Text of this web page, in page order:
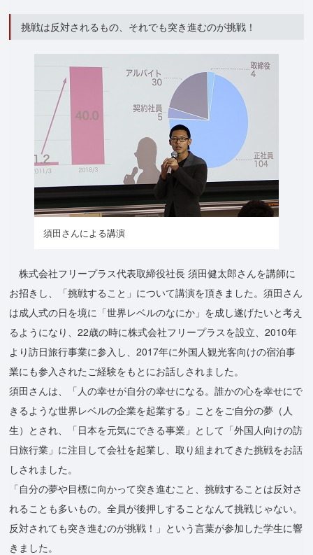
挑戦は反対されるもの、それでも突き進むのが挑戦！
須田さんによる講演
株式会社フリープラス代表取締役社長 須田健太郎さんを講師に
お招きし、「挑戦すること」について講演を頂きました。須田さん
は成人式の日を境に「世界レベルのなにか」を成し遂げたいと考え
るようになり、22歳の時に株式会社フリープラスを設立、2010年
より訪日旅行事業に参入し、2017年に外国人観光客向けの宿泊事
業にも参入されたご経験をもとにお話しされました。
須田さんは、「人の幸せが自分の幸せになる。誰かの心を幸せにで
きるような世界レベルの企業を起業する」ことをご自分の夢（人
生）とされ、「日本を元気にできる事業」として「外国人向けの訪
日旅行業」に注目して会社を起業し、取り組まれてきた挑戦をお話
しされました。
「自分の夢や目標に向かって突き進むこと、挑戦することは反対さ
れることも多いもの。全員が後押しすることなんて挑戦じゃない。
反対されても突き進むのが挑戦！」という言葉が参加した学生に響
きました。